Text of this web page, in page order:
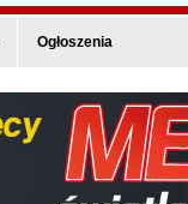
Ogłoszenia